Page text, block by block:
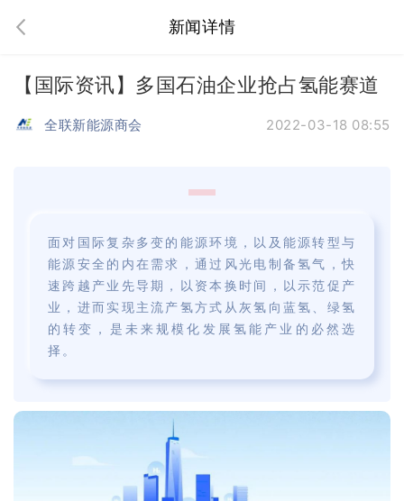
新闻详情
【国际资讯】多国石油企业抢占氢能赛道
全联新能源商会 2022-03-18 08:55
面对国际复杂多变的能源环境，以及能源转型与
能源安全的内在需求，通过风光电制备氢气，快
速跨越产业先导期，以资本换时间，以示范促产
业，进而实现主流产氢方式从灰氢向蓝氢、绿氢
的转变，是未来规模化发展氢能产业的必然选
择。